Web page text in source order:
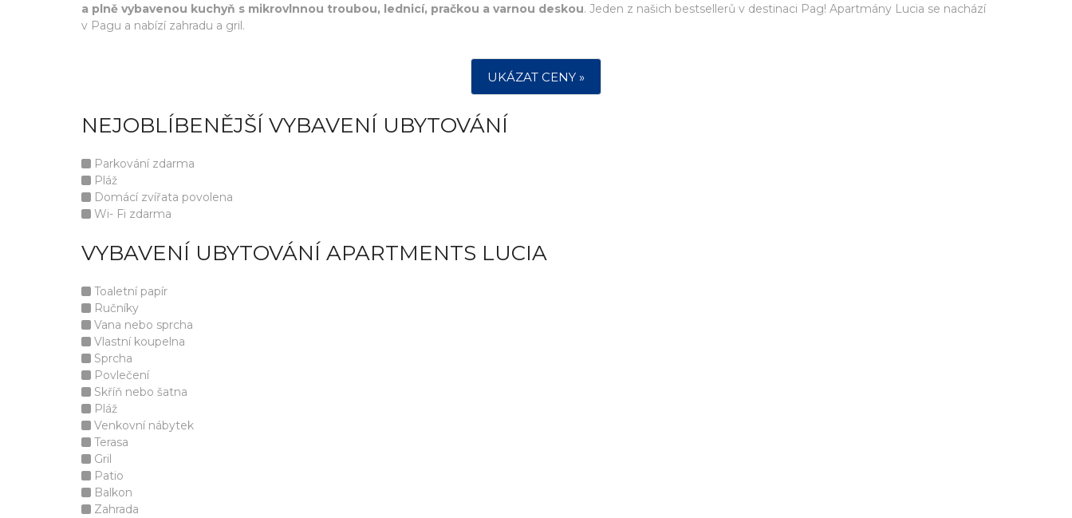
a plně vybavenou kuchyň s mikrovlnnou troubou, lednicí, pračkou a varnou deskou. Jeden z našich bestsellerů v destinaci Pag! Apartmány Lucia se nachází
v Pagu a nabízí zahradu a gril.
UKÁZAT CENY »
NEJOBLÍBENĚJŠÍ VYBAVENÍ UBYTOVÁNÍ
Parkování zdarma
Pláž
Domácí zvířata povolena
Wi- Fi zdarma
VYBAVENÍ UBYTOVÁNÍ APARTMENTS LUCIA
Toaletní papír
Ručníky
Vana nebo sprcha
Vlastní koupelna
Sprcha
Povlečení
Skříň nebo šatna
Pláž
Venkovní nábytek
Terasa
Gril
Patio
Balkon
Zahrada